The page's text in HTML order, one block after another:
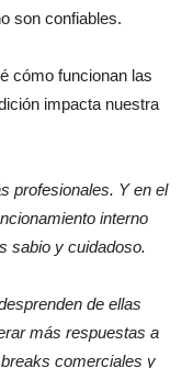
son confiables.
cómo funcionan las
impacta nuestra
profesionales. Y en el
interno
sabio y cuidadoso.
de ellas
más respuestas a
comerciales y